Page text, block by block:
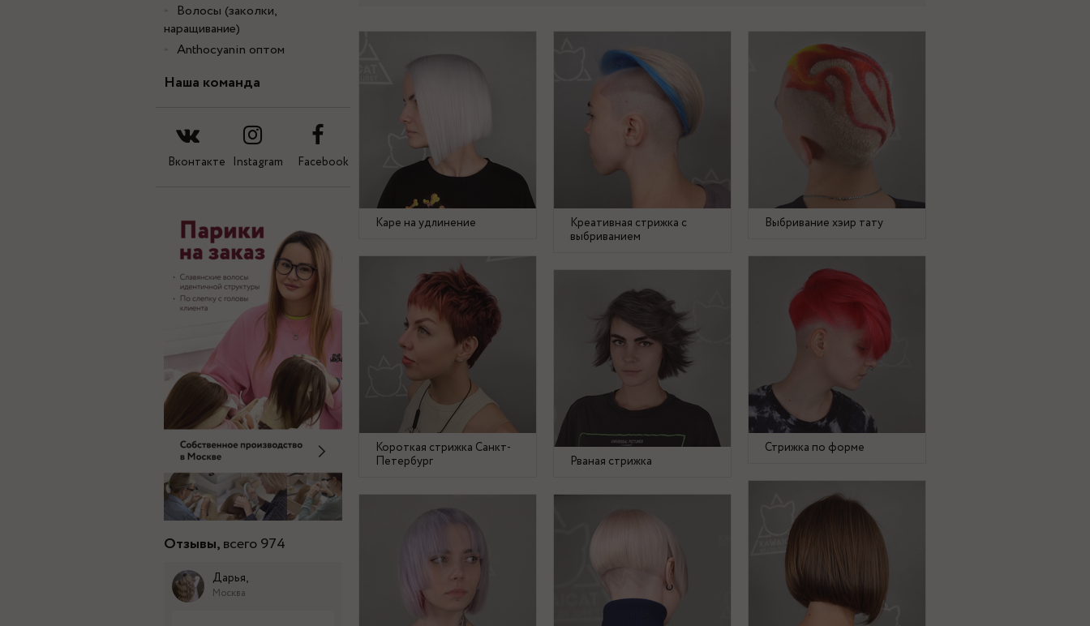
Волосы (заколки,
наращивание)
Anthocyanin оптом
Наша команда
Вконтакте Instagram Facebook
Отзывы,всего 974
Дарья,
Москва
Каре на удлинение
Креативная стрижка с
выбриванием
Выбривание хэир тату
Короткая стрижка Санкт-
Петербург
Стрижка по форме
Рваная стрижка